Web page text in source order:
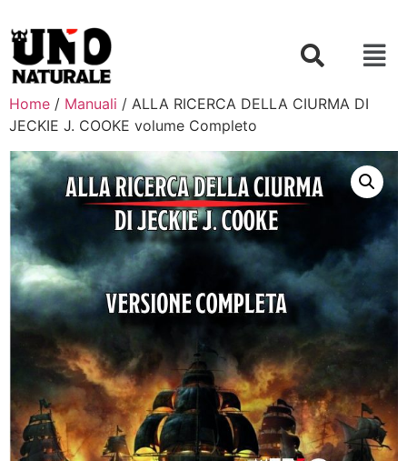
Home / Manuali / ALLA RICERCA DELLA CIURMA DI
JECKIE J. COOKE volume Completo